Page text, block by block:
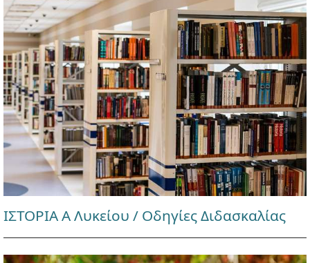
ΙΣΤΟΡΙΑ Α Λυκείου / Οδηγίες Διδασκαλίας